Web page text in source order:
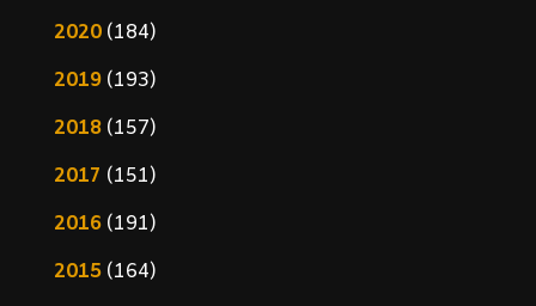
2020(184)
2019(193)
2018(157)
2017 (151)
2016(191)
2015(164)